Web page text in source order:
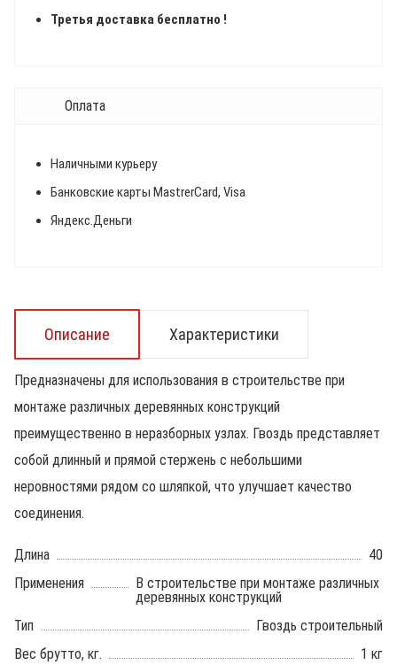
Третья доставка бесплатно !
Оплата
Наличными курьеру
Банковские карты MastrerCard, Visa
Яндекс.Деньги
Описание Характеристики
Предназначены для использования в строительстве при
монтаже различных деревянных конструкций
преимущественно в неразборных узлах. Гвоздь представляет
собой длинный и прямой стержень с небольшими
неровностями рядом со шляпкой, что улучшает качество
соединения.
Длина
40
Применения
В строительстве при монтаже различных
деревянных конструкций
Тип
Гвоздь строительный
Вес брутто, кг.
1 кг